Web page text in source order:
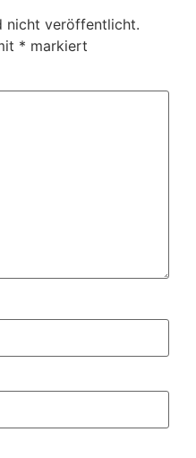
nicht veröffentlicht.
* markiert